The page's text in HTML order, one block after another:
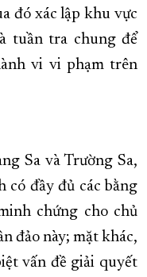
đó xác lập khu vực
tuần tra chung để
vi vi phạm trên
Sa và Trường Sa,
có đầy đủ các bằng
chứng cho chủ
đảo này; mặt khác,
vấn đề giải quyết